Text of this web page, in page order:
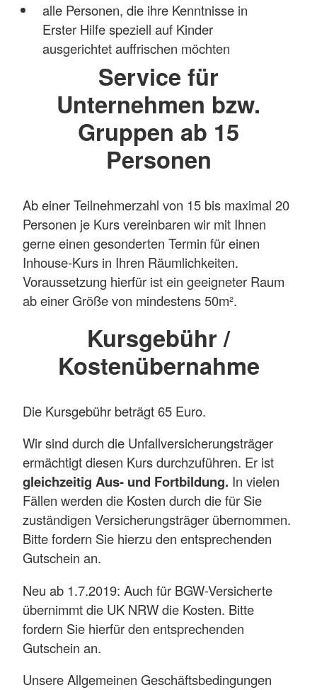
alle Personen, die ihre Kenntnisse in
Erster Hilfe speziell auf Kinder
ausgerichtet auffrischen möchten
Service für
Unternehmen bzw.
Gruppen ab 15
Personen
Ab einer Teilnehmerzahl von 15 bis maximal 20
Personen je Kurs vereinbaren wir mit Ihnen
gerne einen gesonderten Termin für einen
Inhouse-Kurs in Ihren Räumlichkeiten.
Voraussetzung hierfür ist ein geeigneter Raum
ab einer Größe von mindestens 50m².
Kursgebühr /
Kostenübernahme
Die Kursgebühr beträgt 65 Euro.
Wir sind durch die Unfallversicherungsträger
ermächtigt diesen Kurs durchzuführen. Er ist
gleichzeitig Aus- und Fortbildung. In vielen
Fällen werden die Kosten durch die für Sie
zuständigen Versicherungsträger übernommen.
Bitte fordern Sie hierzu den entsprechenden
Gutschein an.
Neu ab 1.7.2019: Auch für BGW-Versicherte
übernimmt die UK NRW die Kosten. Bitte
fordern Sie hierfür den entsprechenden
Gutschein an.
Unsere Allgemeinen Geschäftsbedingungen